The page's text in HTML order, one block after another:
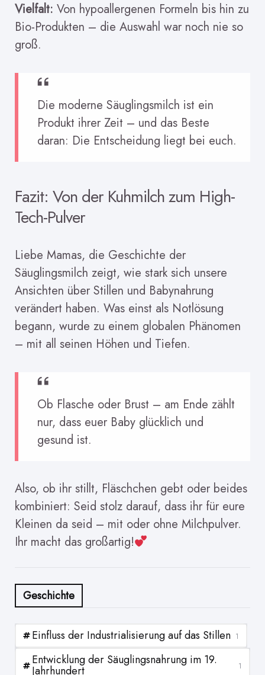
Vielfalt: Von hypoallergenen Formeln bis hin zu
Bio-Produkten – die Auswahl war noch nie so
groß.
Die moderne Säuglingsmilch ist ein
Produkt ihrer Zeit – und das Beste
daran: Die Entscheidung liegt bei euch.
Fazit: Von der Kuhmilch zum High-
Tech-Pulver
Liebe Mamas, die Geschichte der
Säuglingsmilch zeigt, wie stark sich unsere
Ansichten über Stillen und Babynahrung
verändert haben. Was einst als Notlösung
begann, wurde zu einem globalen Phänomen
– mit all seinen Höhen und Tiefen.
Ob Flasche oder Brust – am Ende zählt
nur, dass euer Baby glücklich und
gesund ist.
Also, ob ihr stillt, Fläschchen gebt oder beides
kombiniert: Seid stolz darauf, dass ihr für eure
Kleinen da seid – mit oder ohne Milchpulver.
Ihr macht das großartig!
Geschichte
Einfluss der Industrialisierung auf das Stillen 1
Entwicklung der Säuglingsnahrung im 19.
Jahrhundert 1